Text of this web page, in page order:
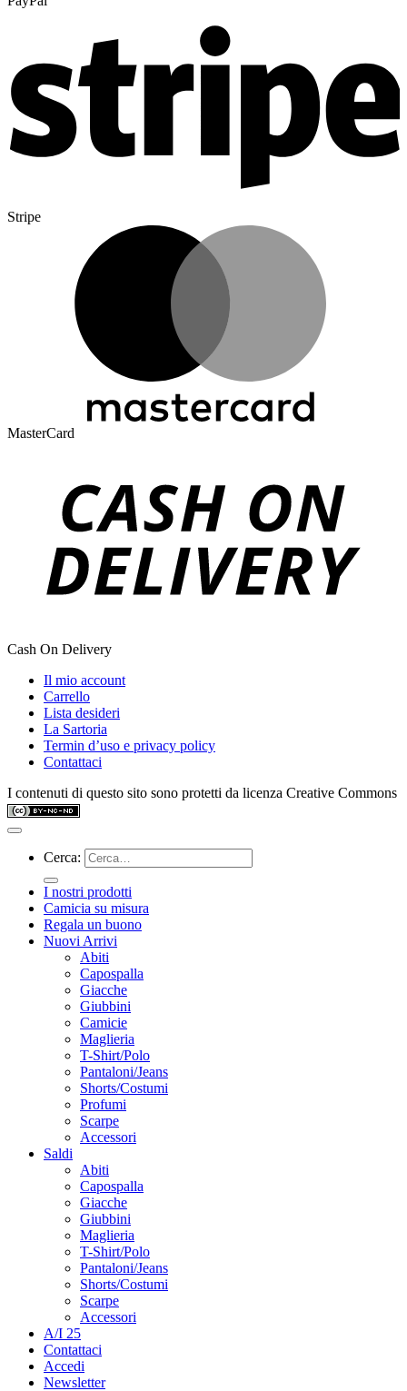
Stripe
MasterCard
Cash On Delivery
Il mio account
Carrello
Lista desideri
La Sartoria
Termin d’uso e privacy policy
Contattaci
I contenuti di questo sito sono protetti da licenza Creative Commons
Cerca:
I nostri prodotti
Camicia su misura
Regala un buono
Nuovi Arrivi
Abiti
Capospalla
Giacche
Giubbini
Camicie
Maglieria
T-Shirt/Polo
Pantaloni/Jeans
Shorts/Costumi
Profumi
Scarpe
Accessori
Saldi
Abiti
Capospalla
Giacche
Giubbini
Maglieria
T-Shirt/Polo
Pantaloni/Jeans
Shorts/Costumi
Scarpe
Accessori
A/I 25
Contattaci
Accedi
Newsletter